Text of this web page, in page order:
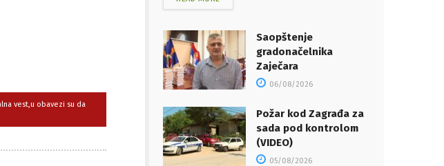
vest,u obavezi su da
Saopštenje
gradonačelnika
Zaječara
06/08/2026
Požar kod Zagrađa za
sada pod kontrolom
(VIDEO)
05/08/2026